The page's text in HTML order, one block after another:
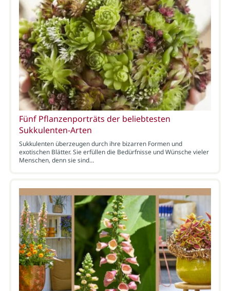
Fünf Pflanzenporträts der beliebtesten
Sukkulenten-Arten
Sukkulenten überzeugen durch ihre bizarren Formen und
exotischen Blätter. Sie erfüllen die Bedürfnisse und Wünsche vieler
Menschen, denn sie sind…